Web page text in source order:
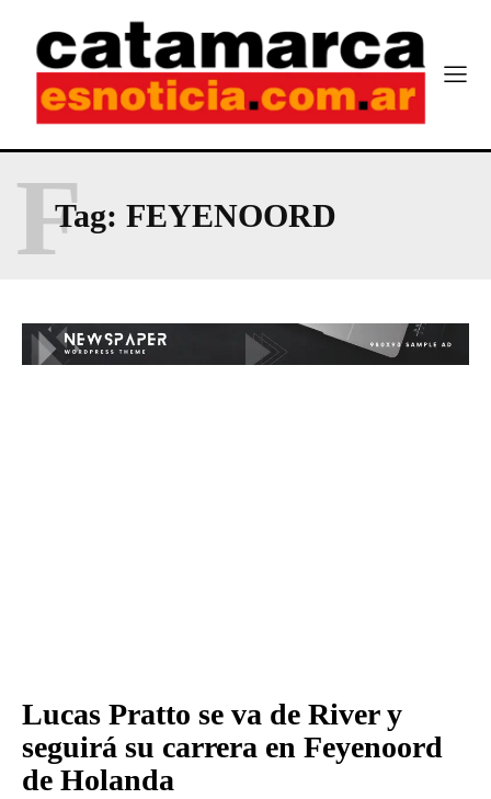
Tag: FEYENOORD
F
Lucas Pratto se va de River y
seguirá su carrera en Feyenoord
de Holanda